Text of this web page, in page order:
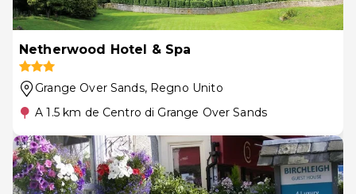
Netherwood Hotel & Spa
Grange Over Sands, Regno Unito
A 1.5 km de Centro di Grange Over Sands